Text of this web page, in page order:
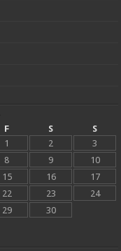
F S
S
1
2
3
8 9
10
15 16
17
22 23
24
29
30